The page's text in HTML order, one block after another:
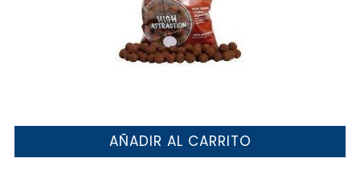
AÑADIR AL CARRITO